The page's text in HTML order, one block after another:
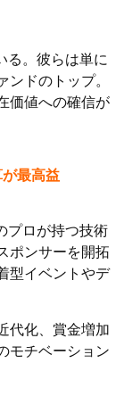
る。彼らは単に
ドのトップ。
価値への確信が
が最高益
プロが持つ技術
ポンサーを開拓
型イベントやデ
代化、賞金増加
モチベーション